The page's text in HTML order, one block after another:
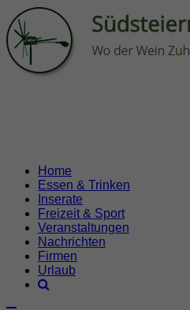
Home
Essen & Trinken
Inserate
Freizeit & Sport
Veranstaltungen
Nachrichten
Firmen
Urlaub